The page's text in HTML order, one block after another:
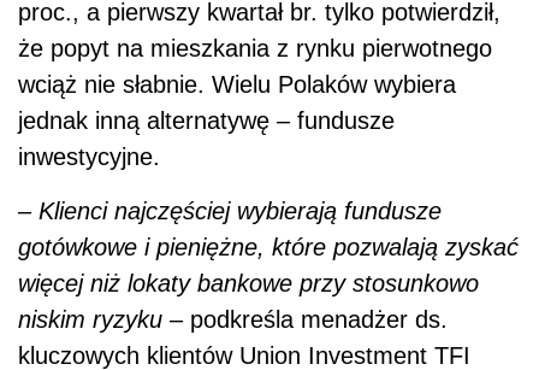
proc., a pierwszy kwartał br. tylko potwierdził,
że popyt na mieszkania z rynku pierwotnego
wciąż nie słabnie. Wielu Polaków wybiera
jednak inną alternatywę – fundusze
inwestycyjne.
– Klienci najczęściej wybierają fundusze
gotówkowe i pieniężne, które pozwalają zyskać
więcej niż lokaty bankowe przy stosunkowo
niskim ryzyku ­– podkreśla menadżer ds.
kluczowych klientów Union Investment TFI